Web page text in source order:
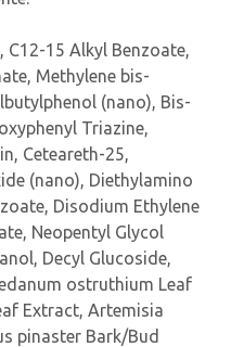
C12-15 Alkyl Benzoate,
Methylene bis-
(nano), Bis-
Triazine,
Ceteareth-25,
(nano), Diethylamino
Disodium Ethylene
Neopentyl Glycol
Decyl Glucoside,
ostruthium Leaf
Extract, Artemisia
pinaster Bark/Bud